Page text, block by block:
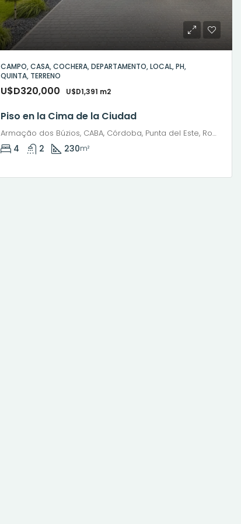
CAMPO, CASA, COCHERA, DEPARTAMENTO, LOCAL, PH,
QUINTA, TERRENO
U$D320,000 U$D1,391 m2
Piso en la Cima de la Ciudad
Armação dos Búzios, CABA, Córdoba, Punta del Este, Rosario, Santiago de Chile, Valparaíso, Villa Dolores, Viña del Mar
4 2 230m²